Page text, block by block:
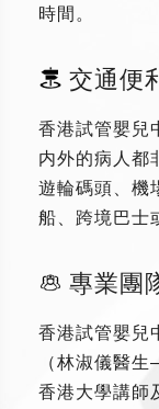
時間。
交通便
香港試管嬰兒
内外的病人都
遊輪碼頭、機
船、跨境巴士
專業團
香港試管嬰兒
（林淑儀醫
香港大學講師